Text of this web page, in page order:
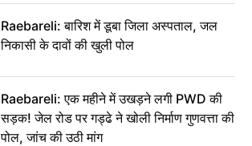
Raebareli: बारिश में डूबा जिला अस्पताल, जल
निकासी के दावों की खुली पोल
Raebareli: एक महीने में उखड़ने लगी PWD की
सड़क! जेल रोड पर गड्ढे ने खोली निर्माण गुणवत्ता की
पोल, जांच की उठी मांग